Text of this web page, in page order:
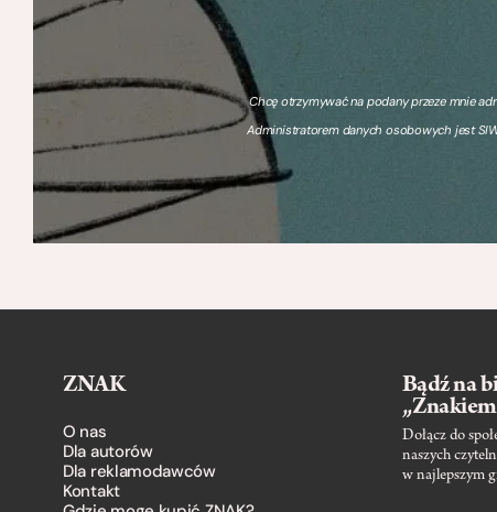
Chcę otrzymywać na podany przeze mnie
Administratorem danych osobowych jest
ZNAK
O nas
Dla autorów
Dla reklamodawców
Kontakt
Bądź na
Dołącz do
naszych
w najlepszym